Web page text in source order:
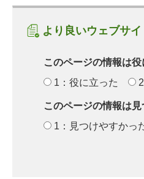
より良いウェブサ
このページの情報は
1：役に立った
このページの情報は
1：見つけやすかっ